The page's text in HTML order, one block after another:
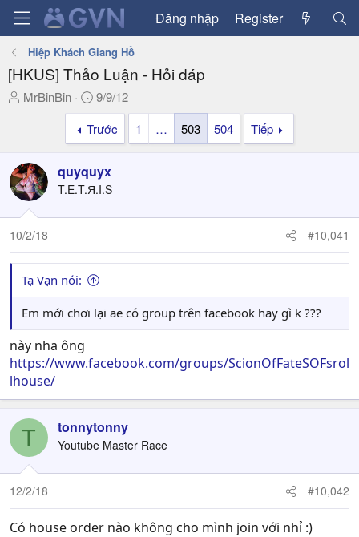
Đăng nhập Register
Hiệp Khách Giang Hồ
[HKUS] Thảo Luận - Hỏi đáp
T
a
d
s
t
a
t
e
MrBinBin
N
g
à
y
ử
i
9/9/12
Trước
1 … 503 504 Tiếp
quyquyx
T.E.T.Я.I.S
10/2/18 #10,041
Tạ Vạn nói:
Em mới chơi lại ae có group trên facebook hay gì k ???
này nha ông
https://www.facebook.com/groups/ScionOfFateSOFsrol
lhouse/
T tonnytonny
Youtube Master Race
12/2/18 #10,042
Có house order nào không cho mình join với nhỉ :)